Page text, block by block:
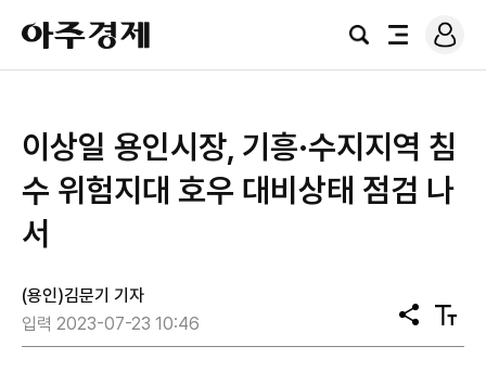
아
주
경
검
전
로
그
이상일 용인시장, 기흥·수지지역 침
수 위험지대 호우 대비상태 점검 나
서
(용인)김문기 기자
입력 2023-07-23 10:46
공
유
텍
스